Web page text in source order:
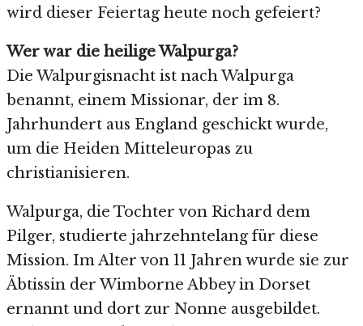
wird dieser Feiertag heute noch gefeiert?
Wer war die heilige Walpurga?
Die Walpurgisnacht ist nach Walpurga
benannt, einem Missionar, der im 8.
Jahrhundert aus England geschickt wurde,
um die Heiden Mitteleuropas zu
christianisieren.
Walpurga, die Tochter von Richard dem
Pilger, studierte jahrzehntelang für diese
Mission. Im Alter von 11 Jahren wurde sie zur
Äbtissin der Wimborne Abbey in Dorset
ernannt und dort zur Nonne ausgebildet.